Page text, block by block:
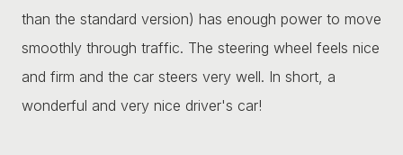
than the standard version) has enough power to move
smoothly through traffic. The steering wheel feels nice
and firm and the car steers very well. In short, a
wonderful and very nice driver's car!